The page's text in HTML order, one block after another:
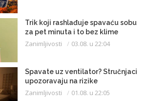
Trik koji rashlađuje spavaću sobu
za pet minuta i to bez klime
Zanimljivosti 03.08. u 22:04
Spavate uz ventilator? Stručnjaci
upozoravaju na rizike
Zanimljivosti 01.08. u 22:05